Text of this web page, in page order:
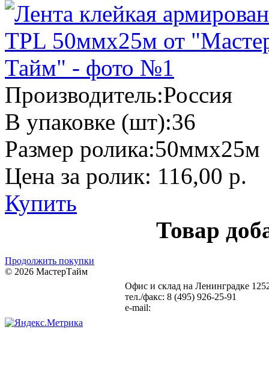
Производитель:Россия
В упаковке (шт):36
Размер ролика:50ммх25м
Цена за ролик: 116,00 р.
Купить
Товар
Продолжить покупки
© 2026 МастерТайм
Офис и склад на Ленинградке
тел./факс: 8 (495) 926-25-91
e-mail: